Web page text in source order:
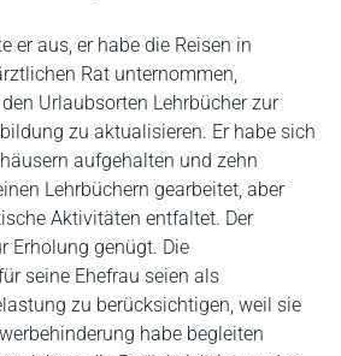
er aus, er habe die Reisen in
Rat unternommen,
Urlaubsorten Lehrbücher zur
zu aktualisieren. Er habe sich
aufgehalten und zehn
Lehrbüchern gearbeitet, aber
Aktivitäten entfaltet. Der
Erholung genügt. Die
seine Ehefrau seien als
zu berücksichtigen, weil sie
habe begleiten